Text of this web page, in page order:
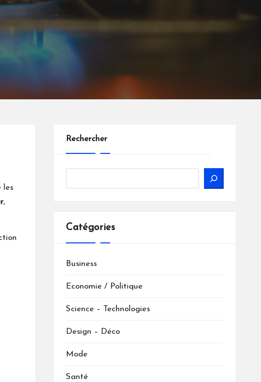
les
,
Rechercher
Catégories
Business
Economie / Politique
Science – Technologies
Design – Déco
Mode
Santé